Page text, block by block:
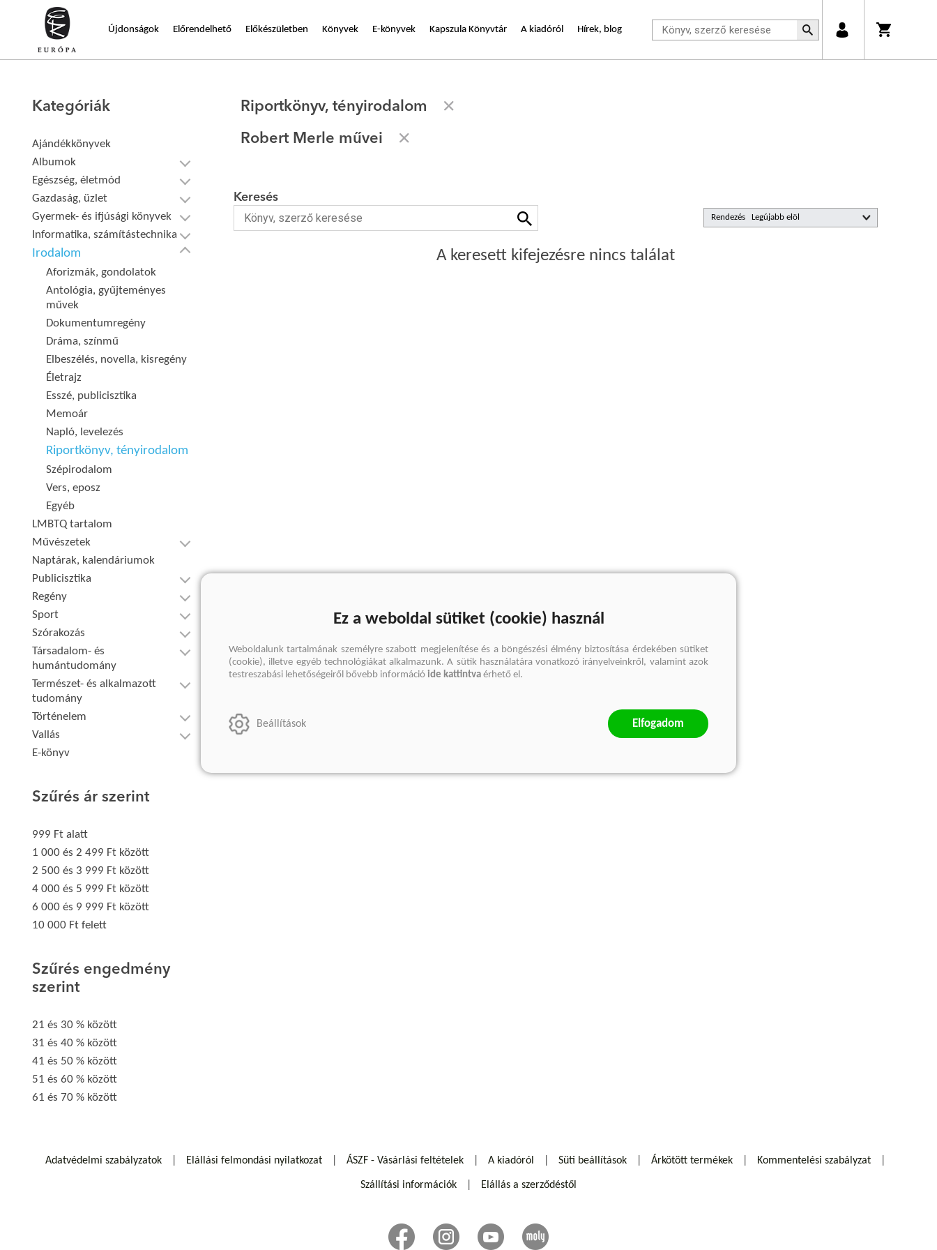
Újdonságok Előrendelhető Előkészületben Könyvek E-könyvek Kapszula Könyvtár A kiadóról Hírek, blog
Kategóriák
Ajándékkönyvek
Albumok
Egészség, életmód
Gazdaság, üzlet
Gyermek- és ifjúsági könyvek
Informatika, számítástechnika
Irodalom
Aforizmák, gondolatok
Antológia, gyűjteményes
művek
Dokumentumregény
Dráma, színmű
Elbeszélés, novella, kisregény
Életrajz
Esszé, publicisztika
Memoár
Napló, levelezés
Riportkönyv, tényirodalom
Szépirodalom
Vers, eposz
Egyéb
LMBTQ tartalom
Művészetek
Naptárak, kalendáriumok
Publicisztika
Regény
Sport
Szórakozás
Társadalom- és
humántudomány
Természet- és alkalmazott
tudomány
Történelem
Vallás
E-könyv
Szűrés ár szerint
999 Ft alatt
1 000 és 2 499 Ft között
2 500 és 3 999 Ft között
4 000 és 5 999 Ft között
6 000 és 9 999 Ft között
10 000 Ft felett
Szűrés engedmény
szerint
21 és 30 % között
31 és 40 % között
41 és 50 % között
51 és 60 % között
61 és 70 % között
Riportkönyv, tényirodalom
Robert Merle művei
Rendezés
Keresés
A keresett kifejezésre nincs találat
Adatvédelmi szabályzatok Elállási felmondási nyilatkozat ÁSZF - Vásárlási feltételek A kiadóról Süti beállítások Árkötött termékek Kommentelési szabályzat
Szállítási információk Elállás a szerződéstől
Ez a weboldal sütiket (cookie) használ
Weboldalunk tartalmának személyre szabott megjelenítése és a böngészési élmény biztosítása érdekében sütiket
(cookie), illetve egyéb technológiákat alkalmazunk. A sütik használatára vonatkozó irányelveinkről, valamint azok
testreszabási lehetőségeiről bővebb információ ide kattintva érhető el.
Beállítások Elfogadom